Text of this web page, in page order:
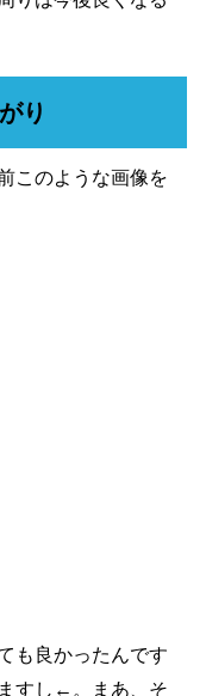
り
このような画像を
も良かったんです
すし←。まあ、そ